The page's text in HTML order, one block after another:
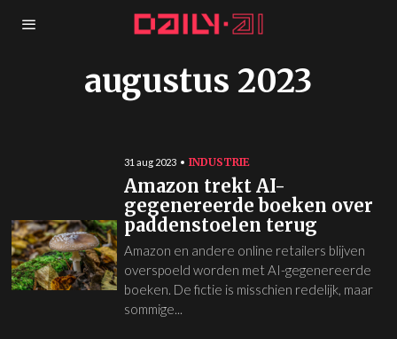
augustus 2023
31 aug 2023 INDUSTRIE
Amazon trekt AI-
gegenereerde boeken over
paddenstoelen terug
Amazon en andere online retailers blijven
overspoeld worden met AI-gegenereerde
boeken. De fictie is misschien redelijk, maar
sommige...